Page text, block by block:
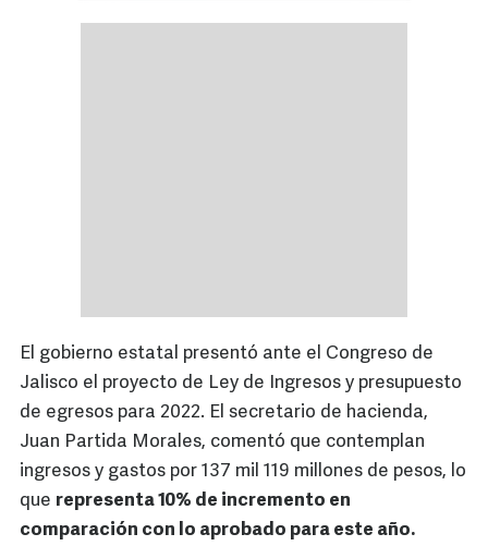
El gobierno estatal presentó ante el Congreso de
Jalisco el proyecto de Ley de Ingresos y presupuesto
de egresos para 2022. El secretario de hacienda,
Juan Partida Morales, comentó que contemplan
ingresos y gastos por 137 mil 119 millones de pesos, lo
que representa 10% de incremento en
comparación con lo aprobado para este año.